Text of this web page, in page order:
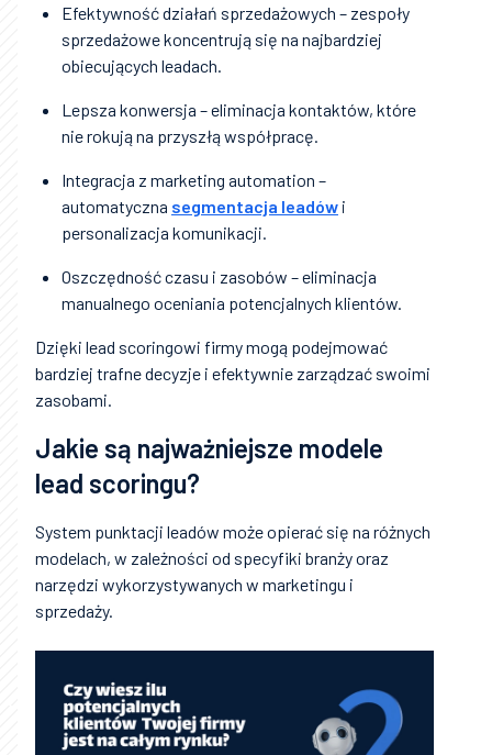
Efektywność działań sprzedażowych – zespoły
sprzedażowe koncentrują się na najbardziej
obiecujących leadach.
Lepsza konwersja – eliminacja kontaktów, które
nie rokują na przyszłą współpracę.
Integracja z marketing automation –
automatyczna segmentacja leadów i
personalizacja komunikacji.
Oszczędność czasu i zasobów – eliminacja
manualnego oceniania potencjalnych klientów.
Dzięki lead scoringowi firmy mogą podejmować
bardziej trafne decyzje i efektywnie zarządzać swoimi
zasobami.
Jakie są najważniejsze modele
lead scoringu?
System punktacji leadów może opierać się na różnych
modelach, w zależności od specyfiki branży oraz
narzędzi wykorzystywanych w marketingu i
sprzedaży.